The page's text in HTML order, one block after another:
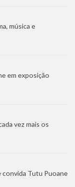
música e
em exposição
vez mais os
convida Tutu Puoane